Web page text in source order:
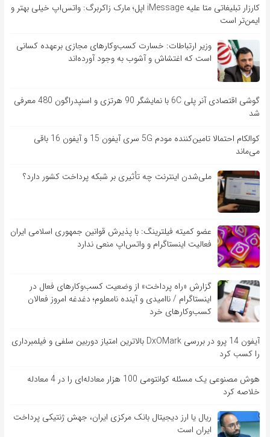
کارزار تبلیغاتی متا علیه iMessage اپل؛ مارک زاکربرگ: واتس‌اپ خیلی بهتر و
ایمن‌تر است
وزیر ارتباطات: خسارت کسب‌وکارهای مجازی برعهده کسانی
است که اغتشاش و آشوب به وجود آورده‌اند
گوشی اقتصادی آنر پلی 6C با نمایشگر 90 هرتزی و اسنپدراگون 480 معرفی
شد
کوالکام احتمالا تامین‌کننده مودم 5G سری آیفون 15 و آیفون 16 باقی
می‌ماند
ملی‌شدن اینترنت چه تأثیری بر شبکه پرداخت کشور دارد؟
عضو کمیته فیلترینگ: با پذیرش قوانین جمهوری اسلامی ایران
فعالیت اینستاگرام و واتس‌اپ منعی ندارد
گزارش «راه پرداخت» از وضعیت کسب‌وکارهای فعال در
اینستاگرام / ناامیدی و آینده نامعلوم؛ دغدغه امروز فعالان
کسب‌وکارهای خرد
آیفون 14 پرو در بررسی DxOMark بالاترین امتیاز دوربین سلفی و فیلمبرداری
را کسب کرد
هوش مصنوعی یک مسئله کوانتومی 100 هزار معادله‌‎ای را در 4 معادله
خلاصه کرد
ریال یا ارز دیجیتال بانک مرکزی ایران، جهش ژنتیکی پرداخت
ایران است